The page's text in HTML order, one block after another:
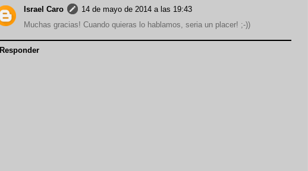
Israel Caro
14 de mayo de 2014 a las 19:43
Muchas gracias! Cuando quieras lo hablamos, seria un placer! ;-))
Responder